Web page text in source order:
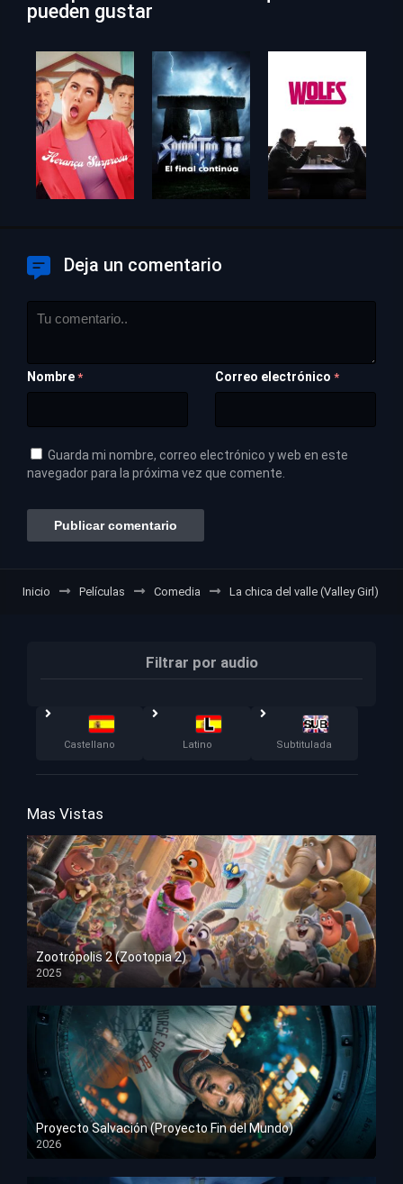
pueden gustar
Deja un comentario
Nombre * Correo electrónico *
Guarda mi nombre, correo electrónico y web en este
navegador para la próxima vez que comente.
Inicio Películas Comedia La chica del valle (Valley Girl)
Filtrar por audio
Castellano Latino Subtitulada
Mas Vistas
Zootrópolis 2 (Zootopia 2)
2025
HD 1080p
Proyecto Salvación (Proyecto Fin del Mundo)
2026
HD 1080p